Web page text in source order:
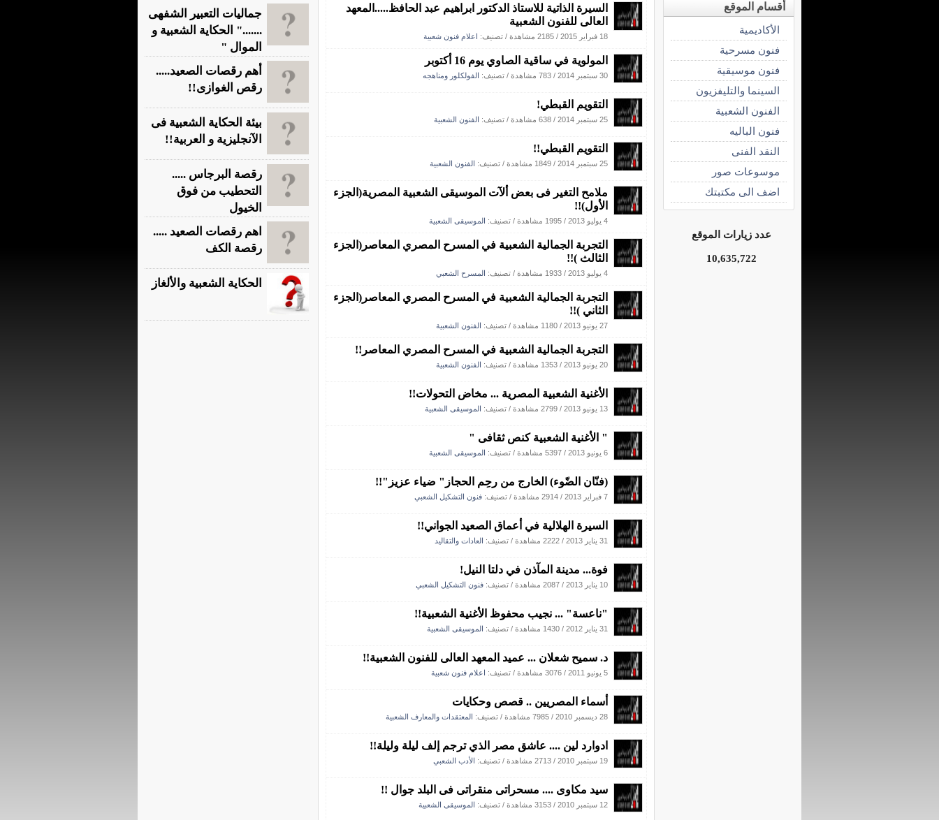
السيرة الذاتية للاستاذ الدكتور ابراهيم عبد الحافظ.....المعهد
العالى للفنون الشعبية
18 فبراير 2015 / 2185 مشاهدة / تصنيف: اعلام فنون شعبية
المولوية في ساقية الصاوي يوم 16 أكتوبر
30 سبتمبر 2014 / 783 مشاهدة / تصنيف: الفولكلور ومناهجه
التقويم القبطي!
25 سبتمبر 2014 / 638 مشاهدة / تصنيف: الفنون الشعبية
التقويم القبطي!!
25 سبتمبر 2014 / 1849 مشاهدة / تصنيف: الفنون الشعبية
ملامح التغير فى بعض ألآت الموسيقى الشعبية المصرية(الجزء
الأول)!!
4 يوليو 2013 / 1995 مشاهدة / تصنيف: الموسيقى الشعبية
التجربة الجمالية الشعبية في المسرح المصري المعاصر(الجزء
الثالث )!!
4 يوليو 2013 / 1933 مشاهدة / تصنيف: المسرح الشعبي
التجربة الجمالية الشعبية في المسرح المصري المعاصر(الجزء
الثاني )!!
27 يونيو 2013 / 1180 مشاهدة / تصنيف: الفنون الشعبية
التجربة الجمالية الشعبية في المسرح المصري المعاصر!!
20 يونيو 2013 / 1353 مشاهدة / تصنيف: الفنون الشعبية
الأغنية الشعبية المصرية ... مخاض التحولات!!
13 يونيو 2013 / 2799 مشاهدة / تصنيف: الموسيقى الشعبية
" الأغنية الشعبية كنص ثقافى "
6 يونيو 2013 / 5397 مشاهدة / تصنيف: الموسيقى الشعبية
(فنّان الضّوء) الخارج من رحِم الحجاز" ضياء عزيز"!!
7 فبراير 2013 / 2914 مشاهدة / تصنيف: فنون التشكيل الشعبي
السيرة الهلالية في أعماق الصعيد الجواني!!
31 يناير 2013 / 2222 مشاهدة / تصنيف: العادات والتقاليد
فوة... مدينة المآذن في دلتا النيل!
10 يناير 2013 / 2087 مشاهدة / تصنيف: فنون التشكيل الشعبي
"ناعسة" ... نجيب محفوظ الأغنية الشعبية!!
31 يناير 2012 / 1430 مشاهدة / تصنيف: الموسيقى الشعبية
د. سميح شعلان ... عميد المعهد العالى للفنون الشعبية!!
5 يونيو 2011 / 3076 مشاهدة / تصنيف: اعلام فنون شعبية
أسماء المصريين .. قصص وحكايات
28 ديسمبر 2010 / 7985 مشاهدة / تصنيف: المعتقدات والمعارف الشعبية
ادوارد لين .... عاشق مصر الذي ترجم إلف ليلة وليلة!!
19 سبتمبر 2010 / 2713 مشاهدة / تصنيف: الأدب الشعبي
سيد مكاوى .... مسحراتى منقراتى فى البلد جوال !!
12 سبتمبر 2010 / 3153 مشاهدة / تصنيف: الموسيقى الشعبية
أقسام الموقع
الأكاديمية
فنون مسرحية
فنون موسيقية
السينما والتليفزيون
الفنون الشعبية
فنون الباليه
النقد الفنى
موسوعات صور
اضف الى مكتبتك
عدد زيارات الموقع
10,635,722
جماليات التعبير الشفهى
......." الحكاية الشعبية و
الموال "
أهم رقصات الصعيد.....
رقص الغوازى!!
بيئة الحكاية الشعبية فى
الآنجليزية و العربية!!
رقصة البرجاس .....
التحطيب من فوق
الخيول
اهم رقصات الصعيد .....
رقصة الكف
الحكاية الشعبية والألغاز